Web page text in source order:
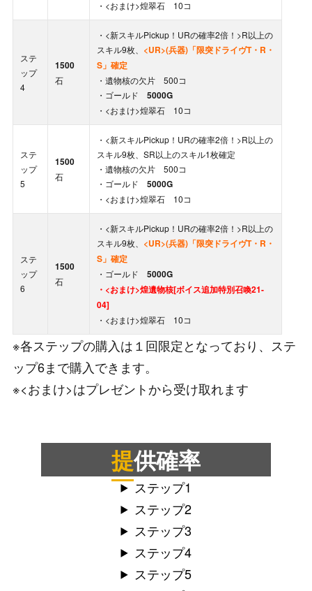
・<おまけ>煌翠石 10コ
ステ
ップ
4
1500
石
・<新スキルPickup！URの確率2倍！>R以上の
スキル9枚、 <UR>(兵器)「限突ドライヴT・R・
S」 確定
・遺物核の欠片 500コ
・ゴールド 5000G
・<おまけ>煌翠石 10コ
ステ
ップ
5
1500
石
・<新スキルPickup！URの確率2倍！>R以上の
スキル9枚、SR以上のスキル1枚確定
・遺物核の欠片 500コ
・ゴールド 5000G
・<おまけ>煌翠石 10コ
ステ
ップ
6
1500
石
・<新スキルPickup！URの確率2倍！>R以上の
スキル9枚、 <UR>(兵器)「限突ドライヴT・R・
S」 確定
・ゴールド 5000G
・<おまけ>煌遺物核[ボイス追加特別召喚21-
04]
・<おまけ>煌翠石 10コ
※各ステップの購入は１回限定となっており、ステ
ップ6まで購入できます。
※<おまけ>はプレゼントから受け取れます
提供確率
ステップ1
ステップ2
ステップ3
ステップ4
ステップ5